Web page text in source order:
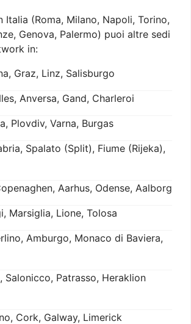
Italia (Roma, Milano, Napoli, Torino,
Genova, Palermo) puoi altre sedi
in:
Graz, Linz, Salisburgo
Anversa, Gand, Charleroi
Plovdiv, Varna, Burgas
Spalato (Split), Fiume (Rijeka),
Aarhus, Odense, Aalborg
Marsiglia, Lione, Tolosa
Amburgo, Monaco di Baviera,
Salonicco, Patrasso, Heraklion
Cork, Galway, Limerick